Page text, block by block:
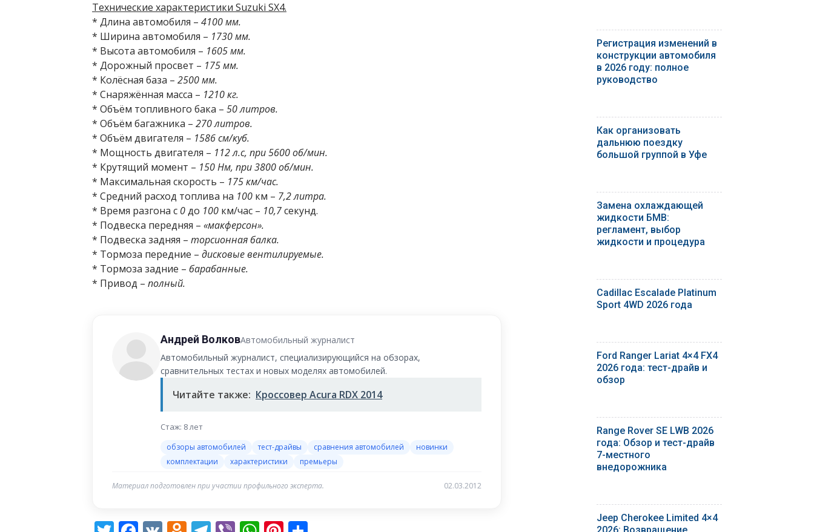
Технические характеристики Suzuki SX4.
* Длина автомобиля – 4100 мм.
* Ширина автомобиля – 1730 мм.
* Высота автомобиля – 1605 мм.
* Дорожный просвет – 175 мм.
* Колёсная база – 2500 мм.
* Снаряжённая масса – 1210 кг.
* Объём топливного бака – 50 литров.
* Объём багажника – 270 литров.
* Объём двигателя – 1586 см/куб.
* Мощность двигателя – 112 л.с, при 5600 об/мин.
* Крутящий момент – 150 Нм, при 3800 об/мин.
* Максимальная скорость – 175 км/час.
* Средний расход топлива на 100 км – 7,2 литра.
* Время разгона с 0до 100 км/час – 10,7секунд.
* Подвеска передняя – «макферсон».
* Подвеска задняя – торсионная балка.
* Тормоза передние – дисковые вентилируемые.
* Тормоза задние – барабанные.
* Привод – полный.
Андрей ВолковАвтомобильный журналист
Автомобильный журналист, специализирующийся на обзорах,
сравнительных тестах и новых моделях автомобилей.
Читайте также: Кроссовер Acura RDX 2014
Стаж: 8 лет
обзоры автомобилей тест-драйвы сравнения автомобилей
новинки
комплектации
характеристики премьеры
Материал подготовлен при участии профильного эксперта. 02.03.2012
Регистрация изменений в
конструкции автомобиля
в 2026 году: полное
руководство
Как организовать
дальнюю поездку
большой группой в Уфе
Замена охлаждающей
жидкости БМВ:
регламент, выбор
жидкости и процедура
Cadillac Escalade Platinum
Sport 4WD 2026 года
Ford Ranger Lariat 4×4 FX4
2026 года: тест-драйв и
обзор
Range Rover SE LWB 2026
года: Обзор и тест-драйв
7-местного
внедорожника
Jeep Cherokee Limited 4×4